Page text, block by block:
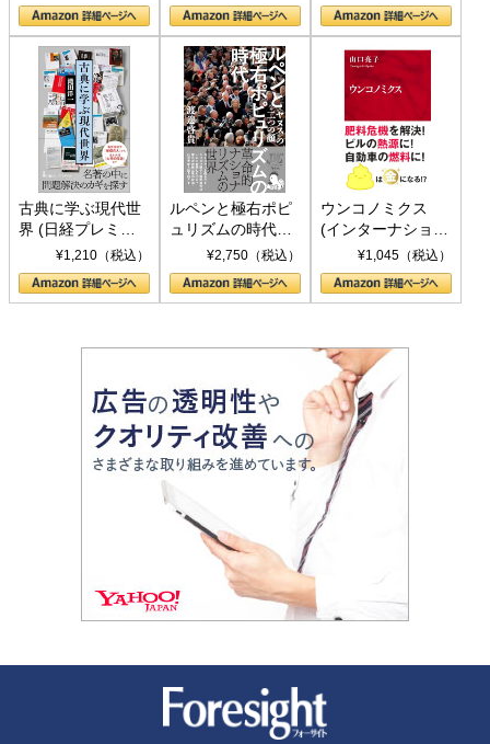
の挑戦
して聖断 (PHP新
書)
古典に学ぶ現代世
界 (日経プレミア
シリーズ)¥1,210（税込）
ルペンと極右ポピ
ュリズムの時代：
〈ヤヌス〉の二つ
の顔
¥2,750（税込）
ウンコノミクス
(インターナショナ
ル新書)¥1,045（税込）